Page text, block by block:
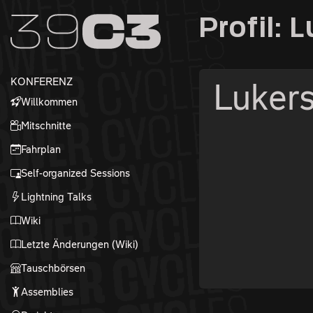
Zum Inhalt
Zum Footer
KONFERENZ
Willkommen
Mitschnitte
Fahrplan
Self-organized Sessions
Lightning Talks
Wiki
Letzte Änderungen (Wiki)
Tauschbörsen
Assemblies
Profil: